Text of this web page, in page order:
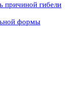
причиной гибели
формы